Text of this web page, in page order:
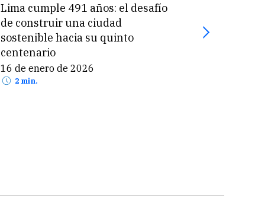
Lima cumple 491 años: el desafío
de construir una ciudad
sostenible hacia su quinto
centenario
16 de enero de 2026
2 min.